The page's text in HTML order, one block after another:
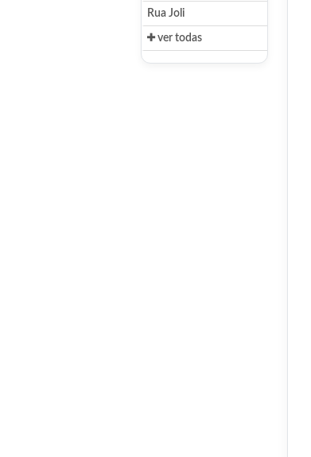
Rua Joli
ver todas